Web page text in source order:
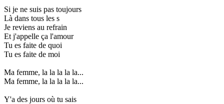
Si je ne suis pas toujours
Là dans tous les s
Je reviens au refrain
Et j'appelle ça l'amour
Tu es faite de quoi
Tu es faite de moi
Ma femme, la la la la la...
Ma femme, la la la la la...
Y'a des jours où tu sais